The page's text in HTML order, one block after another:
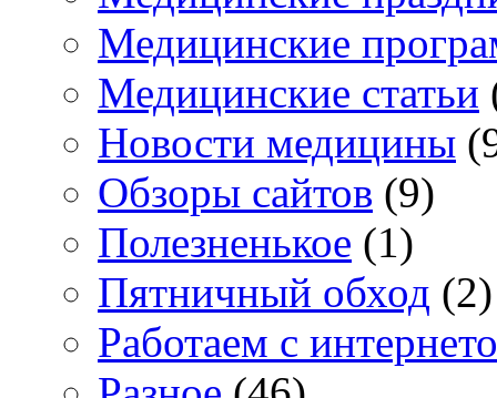
Медицинские
Медицинские статьи
Новости медицины
Обзоры сайтов (9)
Полезненькое (1)
Пятничный обход (2)
Работаем с